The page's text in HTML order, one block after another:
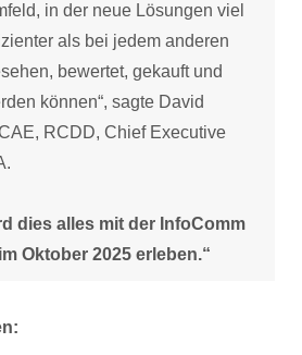
in der neue Lösungen viel
als bei jedem anderen
bewertet, gekauft und
können“, sagte David
RCDD, Chief Executive
dies alles mit der InfoComm
Oktober 2025 erleben.“